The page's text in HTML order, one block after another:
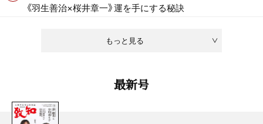
もっと見る
《羽生善治×桜井章一》運を手にする秘訣
最新号